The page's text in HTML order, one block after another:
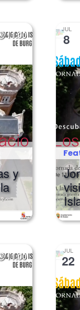
11:00
y
JUL
8
11:00
JUL
22